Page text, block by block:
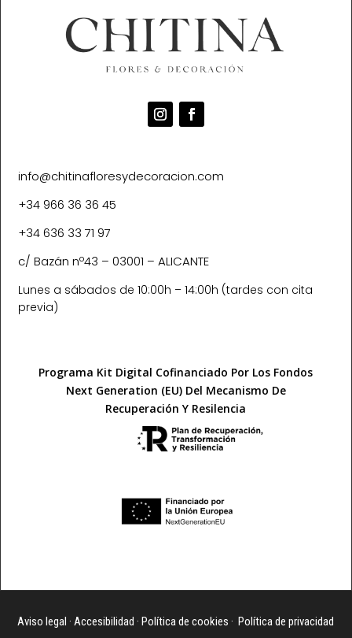
info@chitinafloresydecoracion.com
+34 966 36 36 45
+34 636 33 71 97
c/ Bazán nº43 – 03001 – ALICANTE
Lunes a sábados de 10:00h – 14:00h (tardes con cita
previa)​
Programa Kit Digital Cofinanciado Por Los Fondos
Next Generation (EU) Del Mecanismo De
Recuperación Y Resilencia
Aviso legal ·Accesibilidad ·Política de cookies ·Política de privacidad